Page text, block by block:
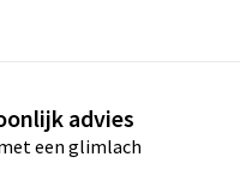
advies
een glimlach